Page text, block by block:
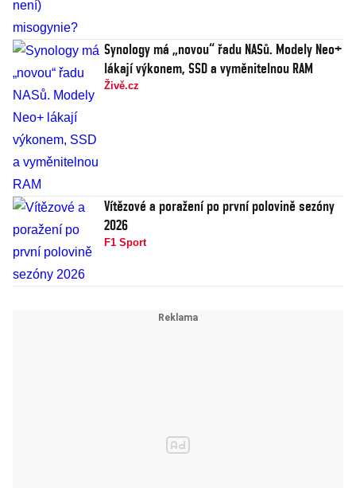
Synology má „novou“ řadu NASů. Modely Neo+
lákají výkonem, SSD a vyměnitelnou RAM
Živě.cz
Vítězové a poražení po první polovině sezóny
2026
F1 Sport